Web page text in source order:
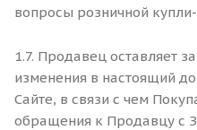
вопросы розничной
1.7. Продавец оставляет
изменения в настоящий
Сайте, в связи с чем
обращения к Продавцу с